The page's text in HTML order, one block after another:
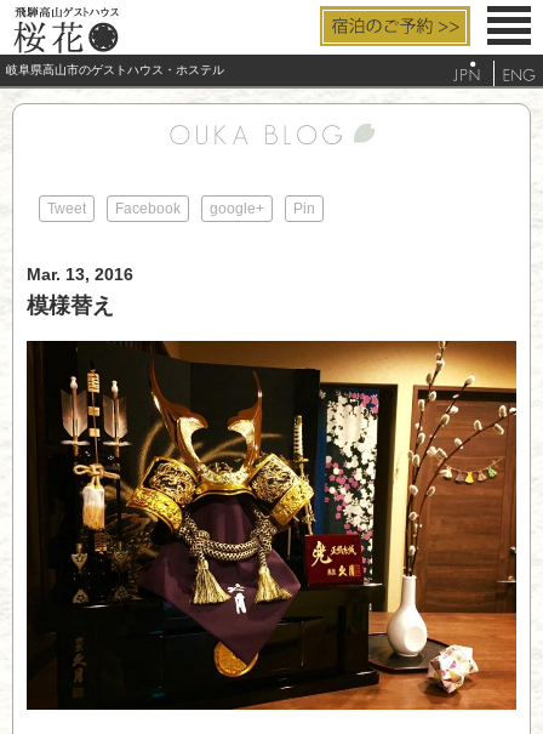
岐阜県高山市のゲストハウス・ホステル
よくあるご質問
観光/周辺案内
電話する
Tweet Facebook google+ Pin
Mar. 13, 2016
模様替え